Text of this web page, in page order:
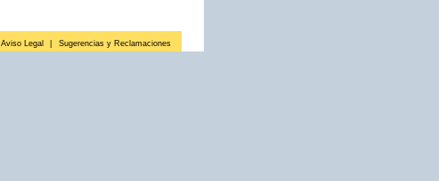
Aviso Legal Sugerencias y Reclamaciones